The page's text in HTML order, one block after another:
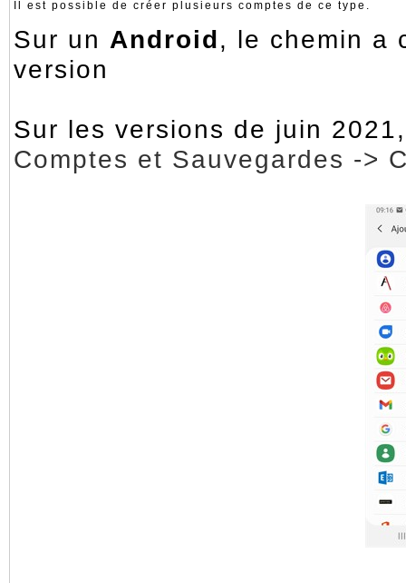
Il est possible de créer plusieurs comptes de ce type.
Sur un Android, le chemin a
version
Sur les versions de juin
Comptes et